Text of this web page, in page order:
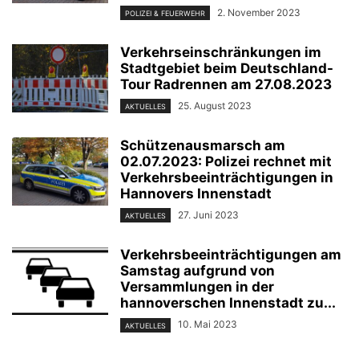
POLIZEI & FEUERWEHR 2. November 2023
Verkehrseinschränkungen im
Stadtgebiet beim Deutschland-
Tour Radrennen am 27.08.2023
AKTUELLES 25. August 2023
Schützenausmarsch am
02.07.2023: Polizei rechnet mit
Verkehrsbeeinträchtigungen in
Hannovers Innenstadt
AKTUELLES 27. Juni 2023
Verkehrsbeeinträchtigungen am
Samstag aufgrund von
Versammlungen in der
hannoverschen Innenstadt zu...
AKTUELLES 10. Mai 2023